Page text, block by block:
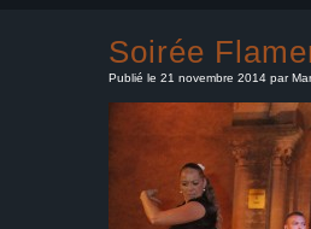
Soirée
Publié le 21 novembre 2014 par